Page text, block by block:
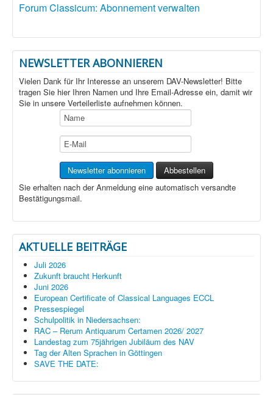
Forum Classicum: Abonnement verwalten
NEWSLETTER ABONNIEREN
Vielen Dank für Ihr Interesse an unserem DAV-Newsletter! Bitte
tragen Sie hier Ihren Namen und Ihre Email-Adresse ein, damit wir
Sie in unsere Verteilerliste aufnehmen können.
Sie erhalten nach der Anmeldung eine automatisch versandte
Bestätigungsmail.
AKTUELLE BEITRÄGE
Juli 2026
Zukunft braucht Herkunft
Juni 2026
European Certificate of Classical Languages ECCL
Pressespiegel
Schulpolitik in Niedersachsen:
RAC – Rerum Antiquarum Certamen 2026/ 2027
Landestag zum 75jährigen Jubiläum des NAV
Tag der Alten Sprachen in Göttingen
SAVE THE DATE: